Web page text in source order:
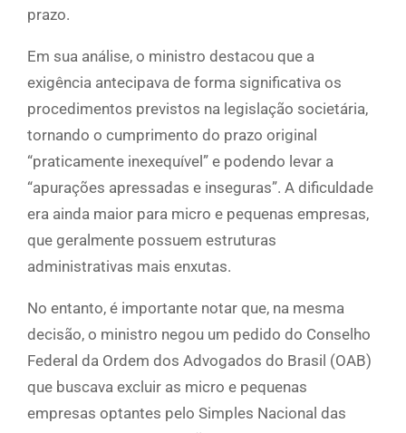
prazo.
Em sua análise, o ministro destacou que a
exigência antecipava de forma significativa os
procedimentos previstos na legislação societária,
tornando o cumprimento do prazo original
“praticamente inexequível” e podendo levar a
“apurações apressadas e inseguras”. A dificuldade
era ainda maior para micro e pequenas empresas,
que geralmente possuem estruturas
administrativas mais enxutas.
No entanto, é importante notar que, na mesma
decisão, o ministro negou um pedido do Conselho
Federal da Ordem dos Advogados do Brasil (OAB)
que buscava excluir as micro e pequenas
empresas optantes pelo Simples Nacional das